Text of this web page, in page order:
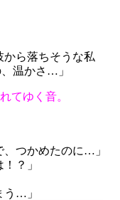
ら落ちそうな私
温かさ…」
てゆく音。
つかめたのに…」
？」
…」